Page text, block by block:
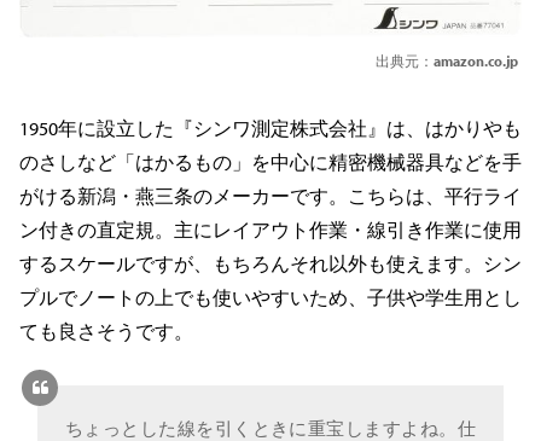
出典元： amazon.co.jp
1950年に設立した『シンワ測定株式会社』は、はかりやも
のさしなど「はかるもの」を中心に精密機械器具などを手
がける新潟・燕三条のメーカーです。こちらは、平行ライ
ン付きの直定規。主にレイアウト作業・線引き作業に使用
するスケールですが、もちろんそれ以外も使えます。シン
プルでノートの上でも使いやすいため、子供や学生用とし
ても良さそうです。
ちょっとした線を引くときに重宝しますよね。仕